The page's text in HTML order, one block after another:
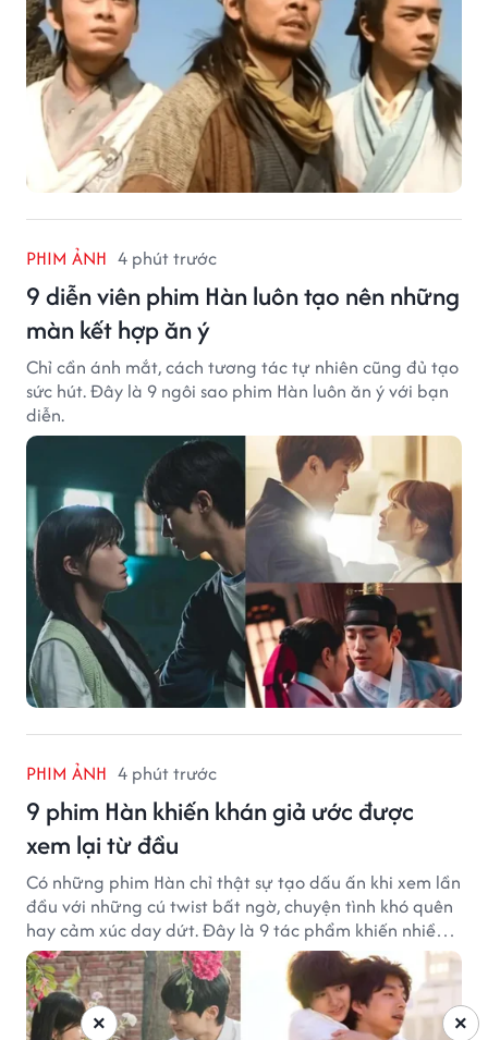
PHIM ẢNH 4 phút trước
9 diễn viên phim Hàn luôn tạo nên những
màn kết hợp ăn ý
Chỉ cần ánh mắt, cách tương tác tự nhiên cũng đủ tạo
sức hút. Đây là 9 ngôi sao phim Hàn luôn ăn ý với bạn
diễn.
PHIM ẢNH 4 phút trước
9 phim Hàn khiến khán giả ước được
xem lại từ đầu
Có những phim Hàn chỉ thật sự tạo dấu ấn khi xem lần
đầu với những cú twist bất ngờ, chuyện tình khó quên
hay cảm xúc day dứt. Đây là 9 tác phẩm khiến nhiều
khán giả ước có thể trải nghiệm lại từ đầu.
×
×